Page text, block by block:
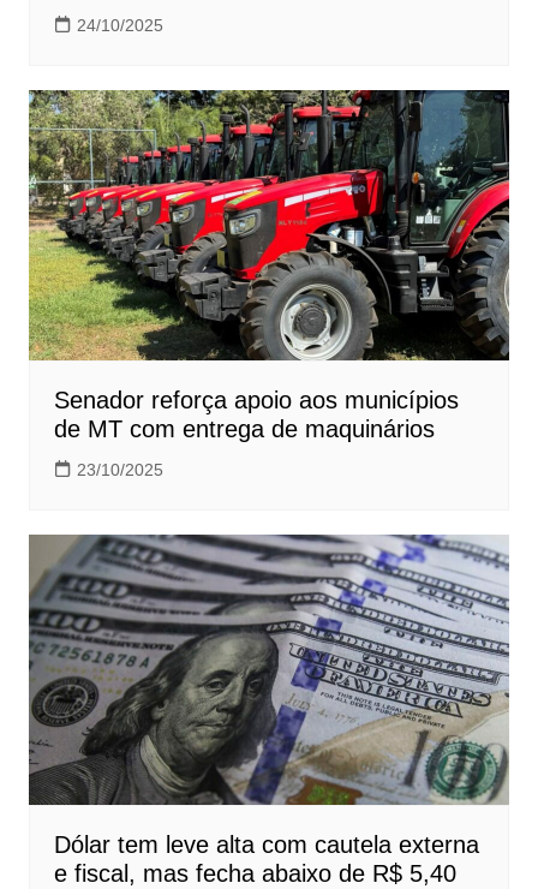
24/10/2025
Senador reforça apoio aos municípios
de MT com entrega de maquinários
23/10/2025
Dólar tem leve alta com cautela externa
e fiscal, mas fecha abaixo de R$ 5,40